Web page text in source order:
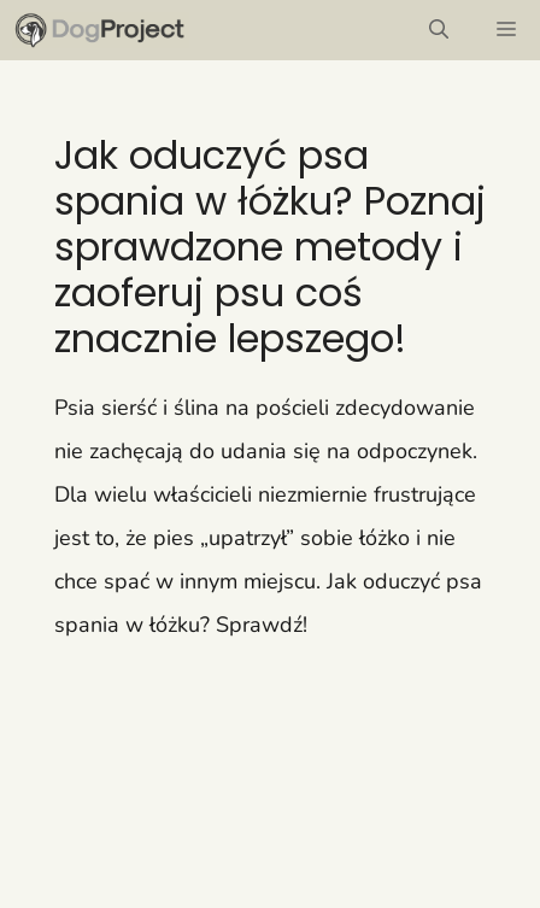
Przejdź
do
Jak oduczyć psa
spania w łóżku? Poznaj
sprawdzone metody i
zaoferuj psu coś
znacznie lepszego!
Psia sierść i ślina na pościeli zdecydowanie
nie zachęcają do udania się na odpoczynek.
Dla wielu właścicieli niezmiernie frustrujące
jest to, że pies „upatrzył” sobie łóżko i nie
chce spać w innym miejscu. Jak oduczyć psa
spania w łóżku? Sprawdź!